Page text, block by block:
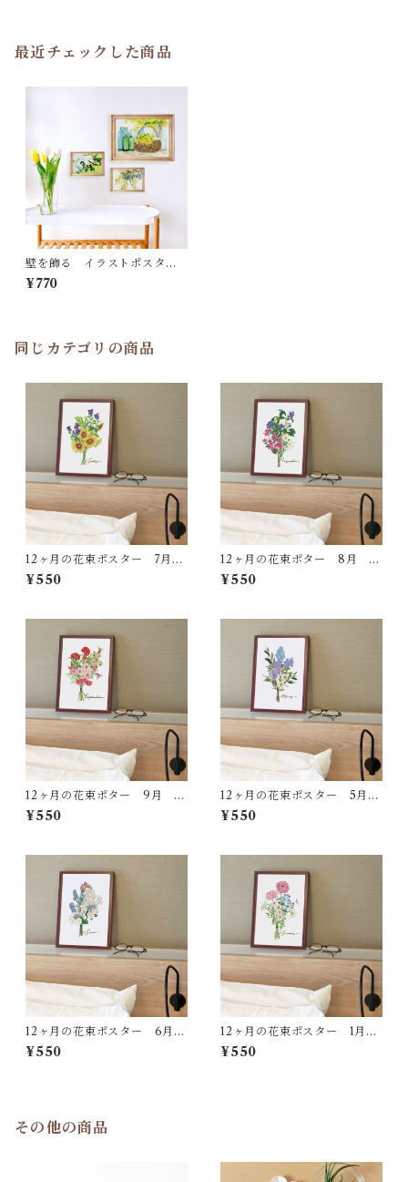
最近チェックした商品
壁を飾る イラストポスター
ポストカード おまかせセッ
ト 春
¥770
同じカテゴリの商品
12ヶ月の花束ポスター 7月
AP31
¥550
12ヶ月の花束ポター 8月 A
P32
¥550
12ヶ月の花束ポター 9月 A
P33
¥550
12ヶ月の花束ポスター 5月
AP26
¥550
12ヶ月の花束ポスター 6月
AP27
¥550
12ヶ月の花束ポスター 1月
AP22
¥550
その他の商品